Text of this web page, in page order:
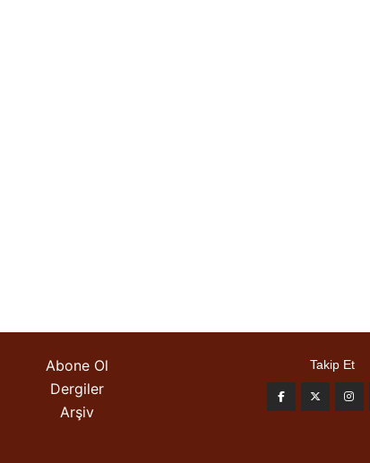
Abone Ol
Dergiler
Arşiv
Takip Et